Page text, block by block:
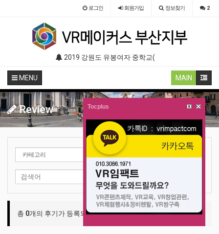
로그인 회원가입 정보찾기 2
2019 강원도 유봉여자 중학교(학교 축제 행사 / 인기 VR 컨텐츠 ) - VR렌탈대여 행사
MENU MAIN
Review
총 0개의 후기가 등록되어 있습니다.
Tocplus